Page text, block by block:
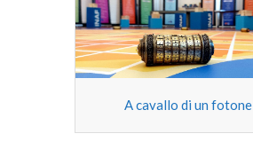
A cavallo di un fotone